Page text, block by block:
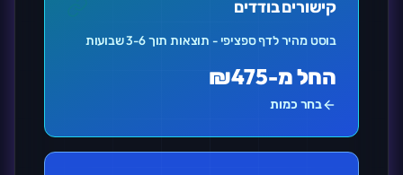
קישורים בודדים
בוסט מהיר לדף ספציפי - תוצאות תוך 3-6 שבועות
החל מ-₪475
בחר כמות